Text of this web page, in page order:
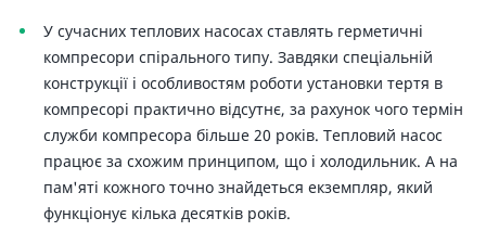
У сучасних теплових насосах ставлять герметичні
компресори спірального типу. Завдяки спеціальній
конструкції і особливостям роботи установки тертя в
компресорі практично відсутнє, за рахунок чого термін
служби компресора більше 20 років. Тепловий насос
працює за схожим принципом, що і холодильник. А на
пам'яті кожного точно знайдеться екземпляр, який
функціонує кілька десятків років.